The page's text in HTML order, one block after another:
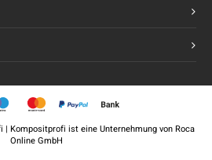
| Kompositprofi ist eine Unternehmung vonRoca
Online GmbH